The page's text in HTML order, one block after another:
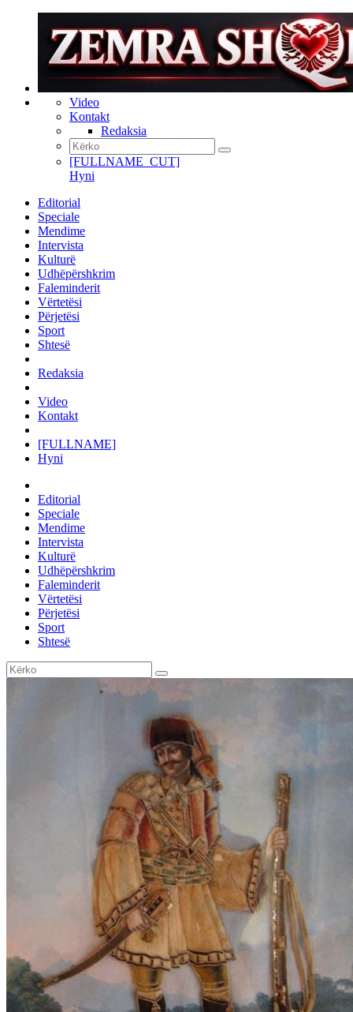
Video
Kontakt
Redaksia
[FULLNAME_CUT]
Hyni
Editorial
Speciale
Mendime
Intervista
Kulturë
Udhëpërshkrim
Faleminderit
Vërtetësi
Përjetësi
Sport
Shtesë
Redaksia
Video
Kontakt
[FULLNAME]
Hyni
Editorial
Speciale
Mendime
Intervista
Kulturë
Udhëpërshkrim
Faleminderit
Vërtetësi
Përjetësi
Sport
Shtesë